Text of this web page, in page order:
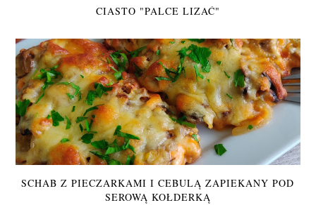
CIASTO "PALCE LIZAĆ"
SCHAB Z PIECZARKAMI I CEBULĄ ZAPIEKANY POD
SEROWĄ KOŁDERKĄ